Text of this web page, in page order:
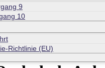
9
10
Richtlinie (EU)